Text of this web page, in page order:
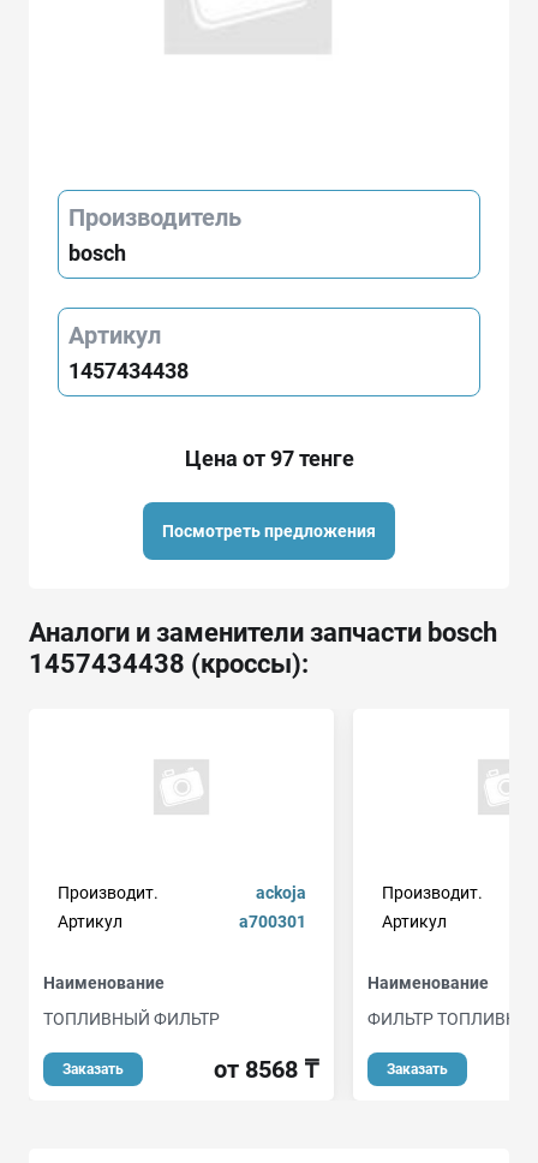
Производитель
bosch
Артикул
1457434438
Цена от 97 тенге
Посмотреть предложения
Аналоги и заменители запчасти bosch
1457434438 (кроссы):
Производит.
ackoja
Артикул
a700301
Наименование
ТОПЛИВНЫЙ ФИЛЬТР
Заказать от 8568 ₸
Производит.
Артикул
Наименование
ФИЛЬТР
Заказать